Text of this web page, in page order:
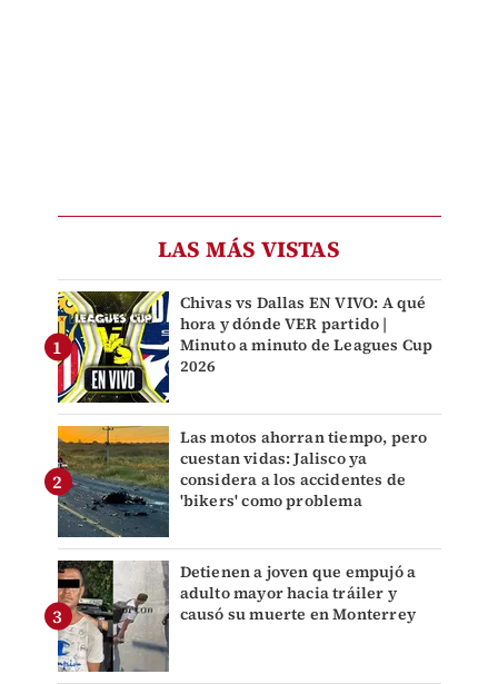
LAS MÁS VISTAS
Chivas vs Dallas EN VIVO: A qué
hora y dónde VER partido |
Minuto a minuto de Leagues Cup
2026
Las motos ahorran tiempo, pero
cuestan vidas: Jalisco ya
considera a los accidentes de
'bikers' como problema
Detienen a joven que empujó a
adulto mayor hacia tráiler y
causó su muerte en Monterrey